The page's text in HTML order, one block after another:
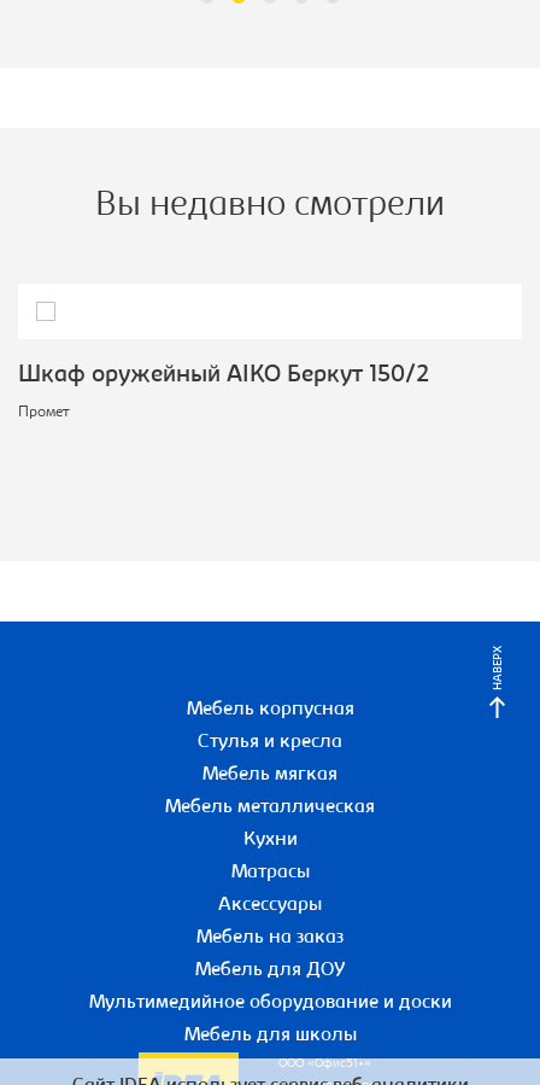
Вы недавно смотрели
Шкаф оружейный AIKO Беркут 150/2
Промет
НАВЕРХ
Мебель корпусная
Стулья и кресла
Мебель мягкая
Мебель металлическая
Кухни
Матрасы
Аксессуары
Мебель на заказ
Мебель для ДОУ
Мультимедийное оборудование и доски
Мебель для школы
ООО «Офис51+»